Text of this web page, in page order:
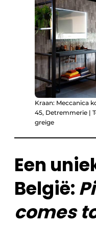
Kraan: Meccanica
45, Detremmerie |
greige
Een
België:
comes